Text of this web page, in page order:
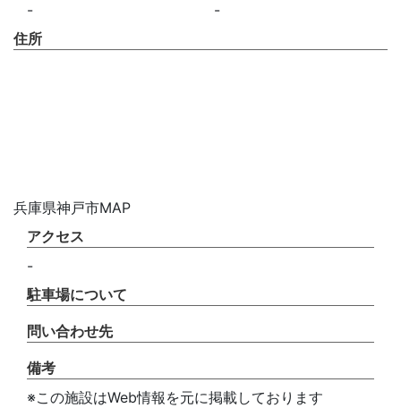
-
-
住所
兵庫県神戸市MAP
アクセス
-
駐車場について
問い合わせ先
備考
※この施設はWeb情報を元に掲載しております